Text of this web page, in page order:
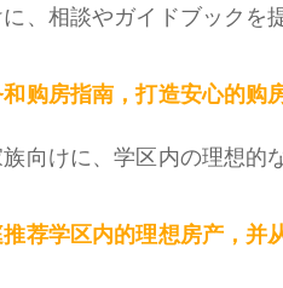
、相談やガイドブックを
购房指南，打造安心的购
向けに、学区内の理想的
荐学区内的理想房产，并